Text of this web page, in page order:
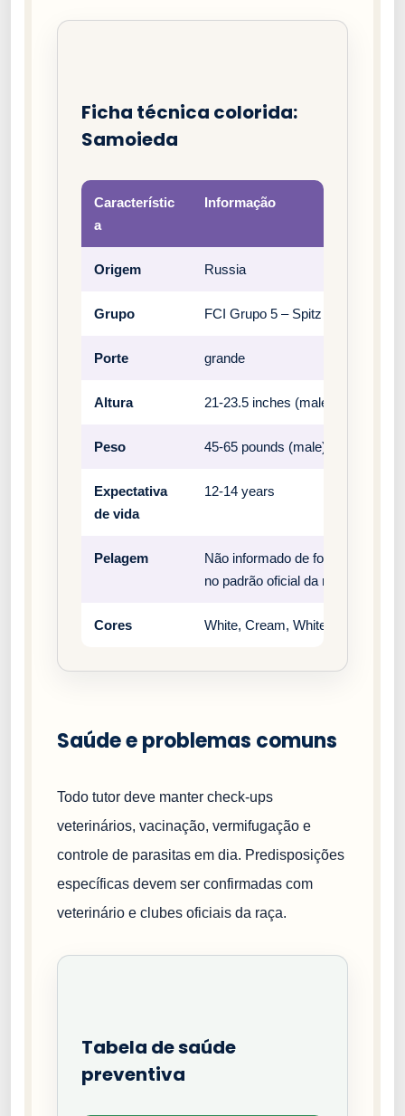
Ficha técnica colorida:
Samoieda
Característic
a
Informação
Origem Russia
Grupo FCI Grupo 5 – Spitz e tipos
Porte grande
Altura 21-23.5 inches (male), 19-21
Peso 45-65 pounds (male), 35-50
Expectativa
de vida
12-14 years
Pelagem
Não informado de forma
no padrão oficial da raça.
Cores White, Cream, White and Biscuit
Saúde e problemas comuns
Todo tutor deve manter check-ups
veterinários, vacinação, vermifugação e
controle de parasitas em dia. Predisposições
específicas devem ser confirmadas com
veterinário e clubes oficiais da raça.
Tabela de saúde
preventiva